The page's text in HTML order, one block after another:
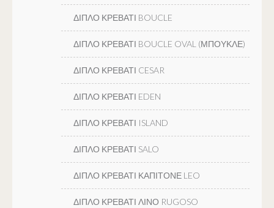
ΔΙΠΛΟ ΚΡΕΒΑΤΙ BOUCLE
ΔΙΠΛΟ ΚΡΕΒΑΤΙ BOUCLE OVAL (ΜΠΟΥΚΛΕ)
ΔΙΠΛΟ ΚΡΕΒΑΤΙ CESAR
ΔΙΠΛΟ ΚΡΕΒΑΤΙ EDEN
ΔΙΠΛΟ ΚΡΕΒΑΤΙ ISLAND
ΔΙΠΛΟ ΚΡΕΒΑΤΙ SALO
ΔΙΠΛΟ ΚΡΕΒΑΤΙ ΚΑΠΙΤΟΝΕ LEO
ΔΙΠΛΟ ΚΡΕΒΑΤΙ ΛΙΝΟ RUGOSO